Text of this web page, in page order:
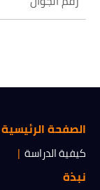
الصفحة الرئيسية
كيفية الدراسة
نبذة